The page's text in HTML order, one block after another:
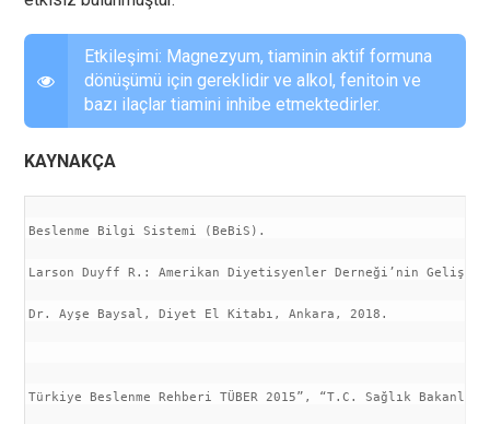
Etkileşimi: Magnezyum, tiaminin aktif formuna
dönüşümü için gereklidir ve alkol, fenitoin ve
bazı ilaçlar tiamini inhibe etmektedirler.
KAYNAKÇA
Beslenme Bilgi Sistemi (BeBiS).
Larson Duyff R.: Amerikan Diyetisyenler Derneği’nin
Dr. Ayşe Baysal, Diyet El Kitabı, Ankara, 2018.
Türkiye Beslenme Rehberi TÜBER 2015”, “T.C. Sağlık